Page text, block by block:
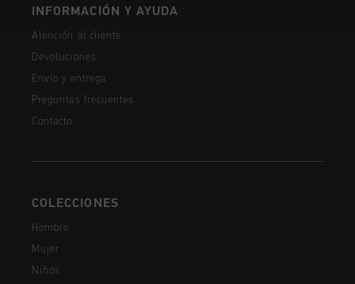
INFORMACIÓN Y AYUDA
Atención al cliente
Devoluciones
Envío y entrega
Preguntas frecuentes
Contacto
COLECCIONES
Hombre
Mujer
Niños